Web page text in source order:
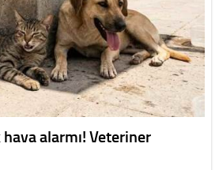
hava alarmı! Veteriner